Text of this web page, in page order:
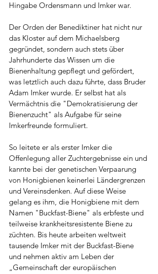
Hingabe Ordensmann und Imker war.
Der Orden der Benediktiner hat nicht nur
das Kloster auf dem Michaelsberg
gegründet, sondern auch stets über
Jahrhunderte das Wissen um die
Bienenhaltung gepflegt und gefördert,
was letztlich auch dazu führte, dass Bruder
Adam Imker wurde. Er selbst hat als
Vermächtnis die "Demokratisierung der
Bienenzucht" als Aufgabe für seine
Imkerfreunde formuliert.
So leitete er als erster Imker die
Offenlegung aller Zuchtergebnisse ein und
kannte bei der genetischen Verpaarung
von Honigbienen keinerlei Ländergrenzen
und Vereinsdenken. Auf diese Weise
gelang es ihm, die Honigbiene mit dem
Namen "Buckfast-Biene" als erbfeste und
teilweise krankheitsresistente Biene zu
züchten. Bis heute arbeiten weltweit
tausende Imker mit der Buckfast-Biene
und nehmen aktiv am Leben der
„Gemeinschaft der europäischen